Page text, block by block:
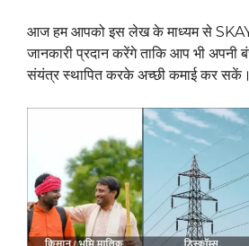
आज हम आपको इस लेख के माध्यम से SKAY
जानकारी प्रदान करेंगे ताकि आप भी अपनी
संयंत्र स्थापित करके अच्छी कमाई कर सकें।